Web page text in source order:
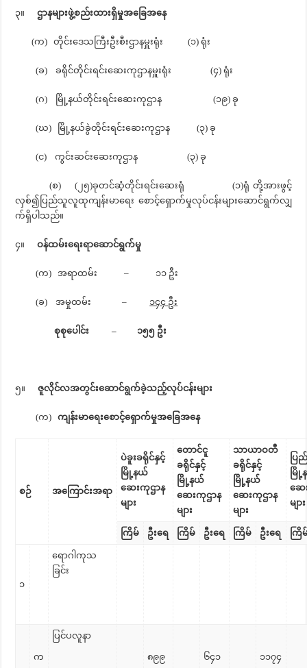
၃။ဌာနများဖွဲ့စည်းထားရှိမှုအခြေအနေ
(က) တိုင်းဒေသကြီးဦးစီးဌာနမှူးရုံး (၁) ရုံး
(ခ) ခရိုင်တိုင်းရင်းဆေးကုဌာနမှူးရုံး (၄) ရုံး
(ဂ) မြို့နယ်တိုင်းရင်းဆေးကုဌာန (၁၉) ခု
(ဃ) မြို့နယ်ခွဲတိုင်းရင်းဆေးကုဌာန (၃) ခု
(င) ကွင်းဆင်းဆေးကုဌာန (၃) ခု
(စ) (၂၅)ခုတင်ဆံ့တိုင်းရင်းဆေးရုံ (၁)ရုံ တို့အားဖွင့်
လှစ်၍ပြည်သူလူထုကျန်းမာရေး စောင့်ရှောက်မှုလုပ်ငန်းများဆောင်ရွက်လျှ
က်ရှိပါသည်။
၄။ဝန်ထမ်းရေးရာဆောင်ရွက်မှု
(က) အရာထမ်း – ၁၁ ဦး
(ခ) အမှုထမ်း – ၁၄၄ ဦး
စုစုပေါင်း – ၁၅၅ ဦး
၅။ဇူလိုင်လအတွင်းဆောင်ရွက်ခဲ့သည့်လုပ်ငန်းများ
(က)ကျန်းမာရေးစောင့်ရှောက်မှုအခြေအနေ
စဉ် အကြောင်းအရာ
ပဲခူးခရိုင်နှင့်
မြို့နယ်
ဆေးကုဌာန
များ
တောင်ငူ
ခရိုင်နှင့်
မြို့နယ်
ဆေးကုဌာန
များ
သာယာဝတီ
ခရိုင်နှင့်
မြို့နယ်
ဆေးကုဌာန
များ
ပြ
မြို့
ဆေ
များ
ကြိမ် ဦးရေ ကြိမ် ဦးရေ ကြိမ် ဦးရေ ကြိ
၁
ရောဂါကုသ
ခြင်း
က
ပြင်ပလူနာ
၈၉၉ ၆၄၁ ၁၁၇၄